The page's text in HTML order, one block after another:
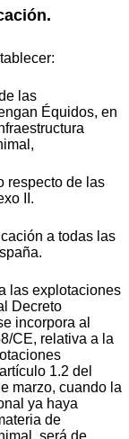
las
Équidos, en
respecto de las
II.
a todas las
las explotaciones
Decreto
incorpora al
CE, relativa a la
1.2 del
marzo, cuando la
ya haya
de
será de